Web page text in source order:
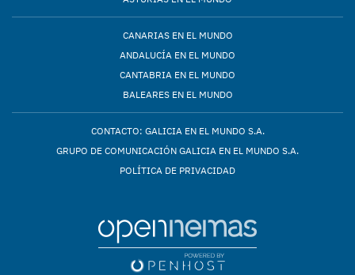
CANARIAS EN EL MUNDO
ANDALUCÍA EN EL MUNDO
CANTABRIA EN EL MUNDO
BALEARES EN EL MUNDO
CONTACTO: GALICIA EN EL MUNDO S.A.
GRUPO DE COMUNICACIÓN GALICIA EN EL MUNDO S.A.
POLÍTICA DE PRIVACIDAD